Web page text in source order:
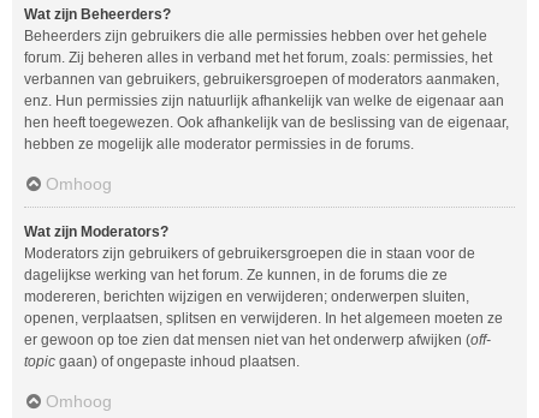
Wat zijn Beheerders?
Beheerders zijn gebruikers die alle permissies hebben over het gehele
forum. Zij beheren alles in verband met het forum, zoals: permissies, het
verbannen van gebruikers, gebruikersgroepen of moderators aanmaken,
enz. Hun permissies zijn natuurlijk afhankelijk van welke de eigenaar aan
hen heeft toegewezen. Ook afhankelijk van de beslissing van de eigenaar,
hebben ze mogelijk alle moderator permissies in de forums.
Omhoog
Wat zijn Moderators?
Moderators zijn gebruikers of gebruikersgroepen die in staan voor de
dagelijkse werking van het forum. Ze kunnen, in de forums die ze
modereren, berichten wijzigen en verwijderen; onderwerpen sluiten,
openen, verplaatsen, splitsen en verwijderen. In het algemeen moeten ze
er gewoon op toe zien dat mensen niet van het onderwerp afwijken (off-
topic gaan) of ongepaste inhoud plaatsen.
Omhoog